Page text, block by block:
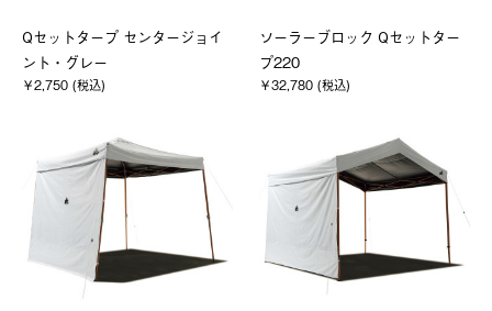
Qセットタープ センタージョイ
ント・グレー
￥2,750 (税込)
ソーラーブロック Qセットター
プ220
￥32,780 (税込)